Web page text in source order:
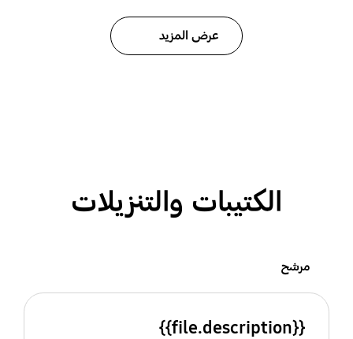
عرض المزيد
الكتيبات والتنزيلات
مرشح
{{file.description}}